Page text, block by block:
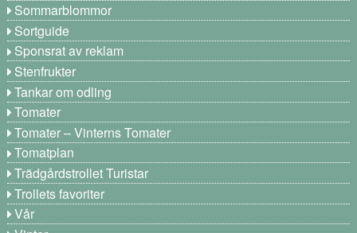
Sommarblommor
Sortguide
Sponsrat av reklam
Stenfrukter
Tankar om odling
Tomater
Tomater – Vinterns Tomater
Tomatplan
Trädgårdstrollet Turistar
Trollets favoriter
Vår